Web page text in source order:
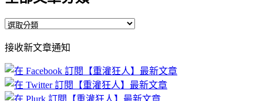
全
文
章
分
類
接收新文章通知